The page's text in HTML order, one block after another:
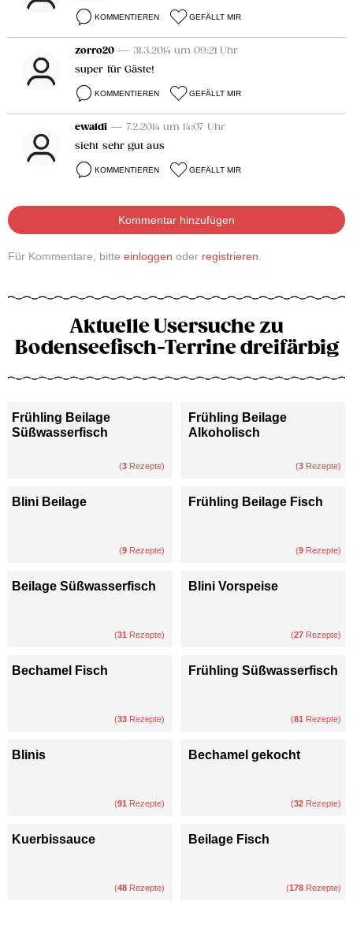
KOMMENTIEREN GEFÄLLT MIR
zorro20 — 31.3.2014 um 09:21 Uhr
super für Gäste!
KOMMENTIEREN GEFÄLLT MIR
ewaldi — 7.2.2014 um 14:07 Uhr
sieht sehr gut aus
KOMMENTIEREN GEFÄLLT MIR
Kommentar hinzufügen
Für Kommentare, bitte einloggen oder registrieren.
Aktuelle Usersuche zu
Bodenseefisch-Terrine dreifärbig
Frühling Beilage
Süßwasserfisch
(3 Rezepte)
Frühling Beilage
Alkoholisch
(3 Rezepte)
Blini Beilage
(9 Rezepte)
Frühling Beilage Fisch
(9 Rezepte)
Beilage Süßwasserfisch
(31 Rezepte)
Blini Vorspeise
(27 Rezepte)
Bechamel Fisch
(33 Rezepte)
Frühling Süßwasserfisch
(81 Rezepte)
Blinis
(91 Rezepte)
Bechamel gekocht
(32 Rezepte)
Kuerbissauce
(48 Rezepte)
Beilage Fisch
(178 Rezepte)